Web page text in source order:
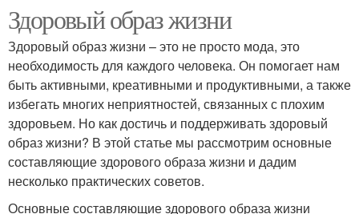
Здоровый образ жизни
Здоровый образ жизни – это не просто мода, это
необходимость для каждого человека. Он помогает нам
быть активными, креативными и продуктивными, а также
избегать многих неприятностей, связанных с плохим
здоровьем. Но как достичь и поддерживать здоровый
образ жизни? В этой статье мы рассмотрим основные
составляющие здорового образа жизни и дадим
несколько практических советов.
Основные составляющие здорового образа жизни